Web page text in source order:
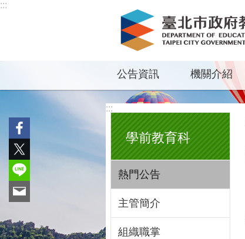
跳到主要內容區塊
:::
公告資訊 機關介紹
:::
學前教育科
熱門公告
主管簡介
組織職掌